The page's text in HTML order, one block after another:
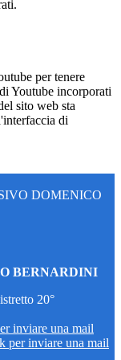
per tenere
Youtube incorporati
sito web sta
di
DOMENICO
BERNARDINI
20°
inviare una mail
per inviare una mail